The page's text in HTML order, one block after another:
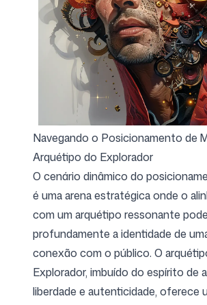
Blog
Preços
Central de ajuda
Ferramentas
Navegando o Posicionamento de
Arquétipo do Explorador
O cenário dinâmico do
é uma arena estratégica onde o
com um arquétipo ressonante
profundamente a identidade de
conexão com o público. O
Explorador, imbuído do espírito de
liberdade e autenticidade, oferece